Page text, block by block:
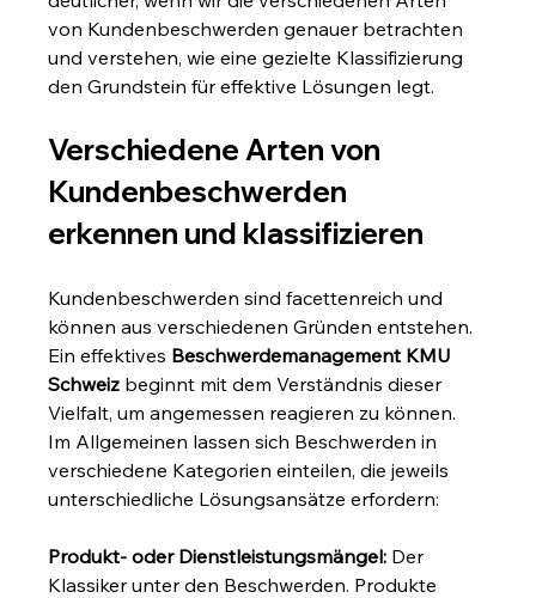
von Kundenbeschwerden genauer betrachten
und verstehen, wie eine gezielte Klassifizierung
den Grundstein für effektive Lösungen legt.
Verschiedene Arten von
Kundenbeschwerden
erkennen und klassifizieren
Kundenbeschwerden sind facettenreich und
können aus verschiedenen Gründen entstehen.
Ein effektives Beschwerdemanagement KMU
Schweiz beginnt mit dem Verständnis dieser
Vielfalt, um angemessen reagieren zu können.
Im Allgemeinen lassen sich Beschwerden in
verschiedene Kategorien einteilen, die jeweils
unterschiedliche Lösungsansätze erfordern:
Produkt- oder Dienstleistungsmängel: Der
Klassiker unter den Beschwerden. Produkte